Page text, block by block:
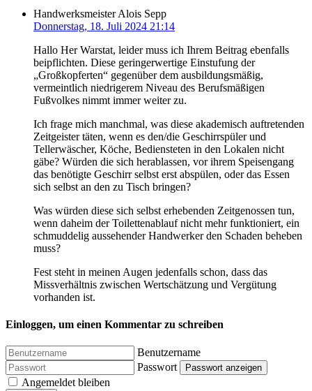
Handwerksmeister Alois Sepp
Donnerstag, 18. Juli 2024 21:14
Hallo Her Warstat, leider muss ich Ihrem Beitrag ebenfalls
beipflichten. Diese geringerwertige Einstufung der
„Großkopferten“ gegenüber dem ausbildungsmäßig,
vermeintlich niedrigerem Niveau des Berufsmäßigen
Fußvolkes nimmt immer weiter zu.
Ich frage mich manchmal, was diese akademisch auftretenden
Zeitgeister täten, wenn es den/die Geschirrspüler und
Tellerwäscher, Köche, Bediensteten in den Lokalen nicht
gäbe? Würden die sich herablassen, vor ihrem Speisengang
das benötigte Geschirr selbst erst abspülen, oder das Essen
sich selbst an den zu Tisch bringen?
Was würden diese sich selbst erhebenden Zeitgenossen tun,
wenn daheim der Toilettenablauf nicht mehr funktioniert, ein
schmuddelig aussehender Handwerker den Schaden beheben
muss?
Fest steht in meinen Augen jedenfalls schon, dass das
Missverhältnis zwischen Wertschätzung und Vergütung
vorhanden ist.
Einloggen, um einen Kommentar zu schreiben
Benutzername
Passwort
Passwort anzeigen
Angemeldet bleiben